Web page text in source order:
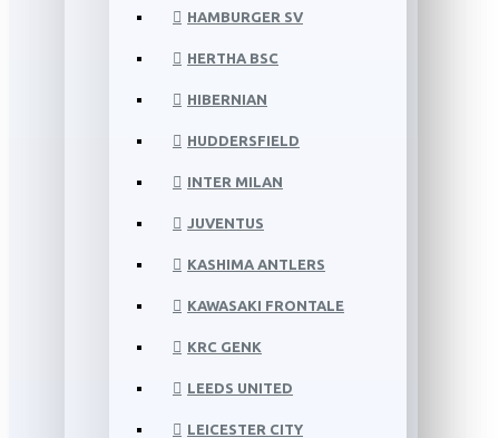
HAMBURGER SV
HERTHA BSC
HIBERNIAN
HUDDERSFIELD
INTER MILAN
JUVENTUS
KASHIMA ANTLERS
KAWASAKI FRONTALE
KRC GENK
LEEDS UNITED
LEICESTER CITY